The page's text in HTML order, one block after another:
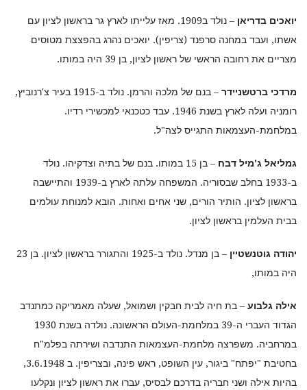
יואכים בדריאן
– נולד ב1909. מאז עלייתו לארץ גר בראשון לציון עם
אשתו, ועבד במחנה סרפנד (צריפין). יואכים נהרג בהפצצת מטוסים
מצריים את רחובה הראשי של ראשון לציון, בן 39 היה במותו.
מרדכי ברטשניידר
– בנם של מלכה והרמן. נולד ב-1915 בעיר צ'רנוביץ,
רומניה ועלה לארץ בשנת 1946. עבד כטכנאי למכשירי רדיו.
במלחמת-העצמאות התגייס לצה"ל.
גמליאל ג'מיל דבח
– בן 15 במותו. בנם של בתיה וצדקיהו. נולד
ב-1933 בחלב שבסוריה. המשפחה עלתה לארץ ב-1939 והתיישבה
בראשון לציון. הותיר הורים, שני אחים ואחות. הובא למנוחת עולמים
בבית העלמין בראשון לציון.
יהודה גוטנשטיין
– בן מנדל. נולד ב-1925 והתגורר בראשון לציון. בן 23
היה במותו,
אילה גלבוע – בת חיה לבית חבקין ושמואל, שעלה מאמריקה כמתנדב
הגדוד העברי ה-39 במלחמת-העולם הראשונה. נולדה בשנת 1930
במרחביה. משפרצה מלחמת-העצמאות התנדבה ושירתה בפלמ"ח
בחטיבת "יפתח" ביגור, עין השופט, ראש פינה, ובצריפין. ב 3.6.1948,
בהיות אילה ושני חבריה בדרכם לבסיס, עברו את ראשון לציון ונקלעו